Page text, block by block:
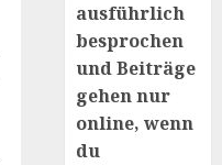
ausführlich
besprochen
und Beiträge
gehen nur
online, wenn
du